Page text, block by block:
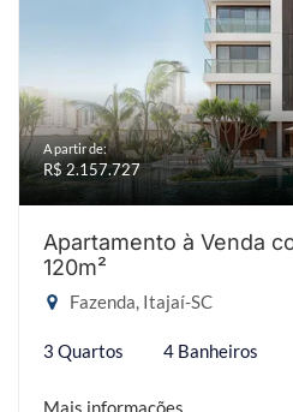
A partir de:
R$ 2.157.727
Apartamento à Venda
120m²
Fazenda, Itajaí-SC
3 Quartos 4 Banheiros
Mais informações